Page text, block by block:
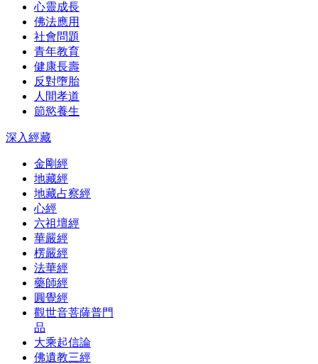
心靈成長
佛法應用
社會問題
青年教育
健康長壽
反對墮胎
人間孝道
節慾養生
深入經藏
金剛經
地藏經
地藏占察經
心經
六祖壇經
華嚴經
楞嚴經
法華經
藥師經
圓覺經
觀世音菩薩普門
品
大乘起信論
佛遺教三經